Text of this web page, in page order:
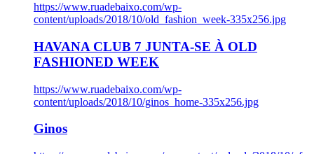
https://www.ruadebaixo.com/wp-
content/uploads/2018/10/old_fashion_week-335x256.jpg
HAVANA CLUB 7 JUNTA-SE À OLD
FASHIONED WEEK
https://www.ruadebaixo.com/wp-
content/uploads/2018/10/ginos_home-335x256.jpg
Ginos